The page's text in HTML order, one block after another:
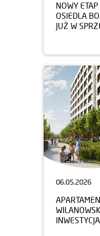
NOWY ETAP
OSIEDLA
JUŻ W
06.05.2026